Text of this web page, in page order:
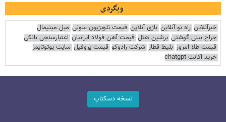
وبگردی
خبرآنلاین راه نو آنلاین بازی آنلاین قیمت تلویزیون سونی مبل مینیمال
جراح بینی گوشتی پرشین هتل قیمت آهن فولاد ایرانیان اعتبارسنجی بانکی
قیمت طلا امروز بلیط قطار شرکت رادوکو قیمت پروفیل سایت یوتوتایمز
خرید اکانت chatgpt
نسخه دسکتاپ